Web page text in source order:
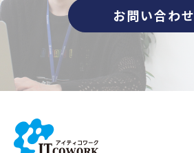
お問い合わせ